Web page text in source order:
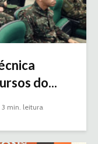
do...
3 min. leitura